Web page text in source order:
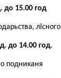
до 15.00 год
до 14.00 год.
подниканя